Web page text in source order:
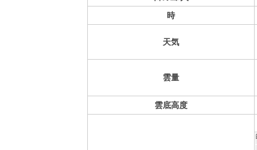
時
天気
雲量
雲底高度